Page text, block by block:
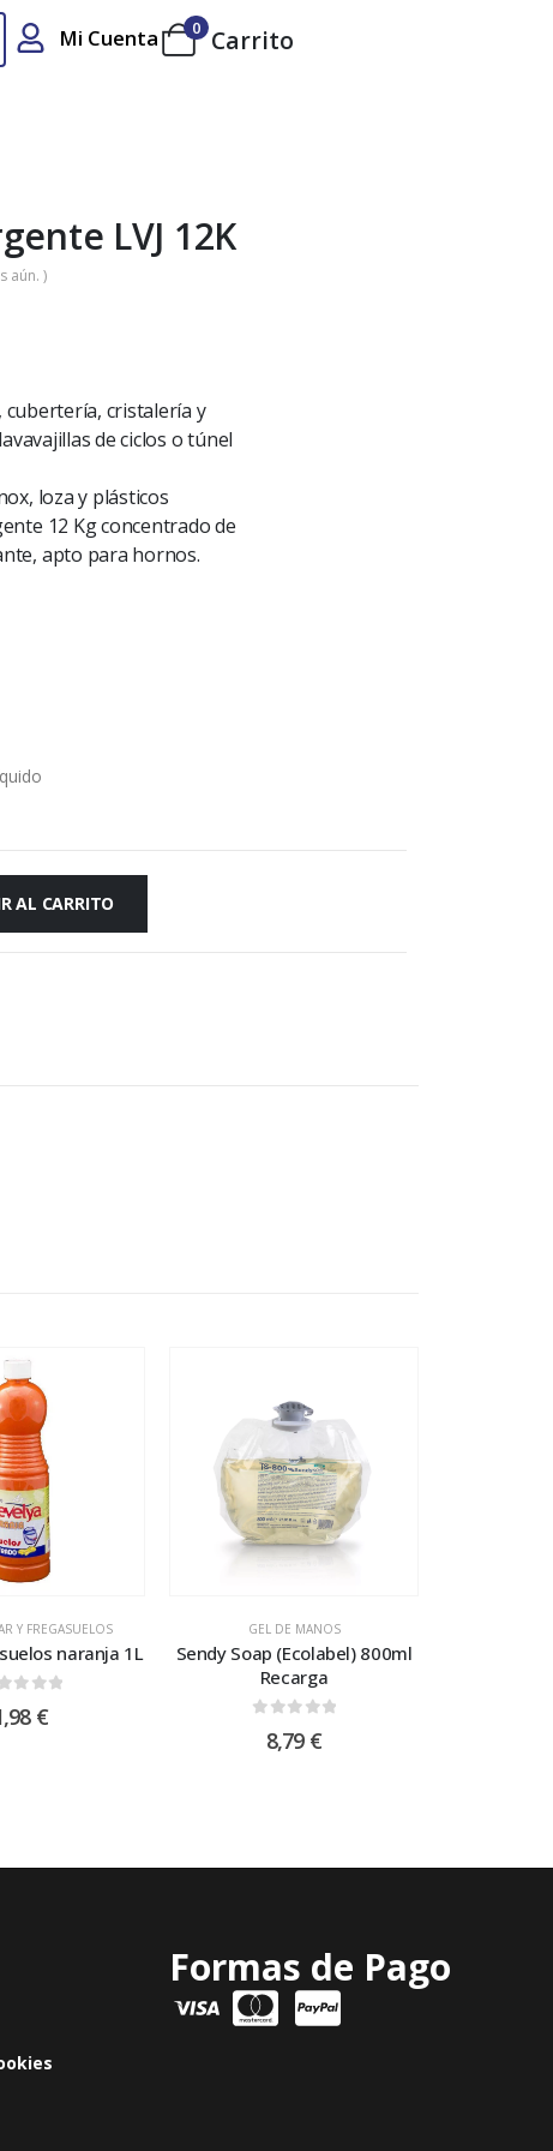
Mi Cuenta 0 Carrito
LVJ 12K
aún. )
cubertería, cristalería y
de ciclos o túnel
loza y plásticos
12 Kg concentrado de
apto para hornos.
AL CARRITO
Y FREGASUELOS
naranja 1L
€
GEL DE MANOS
Sendy Soap (Ecolabel) 800ml
Recarga
8,79 €
Formas de Pago